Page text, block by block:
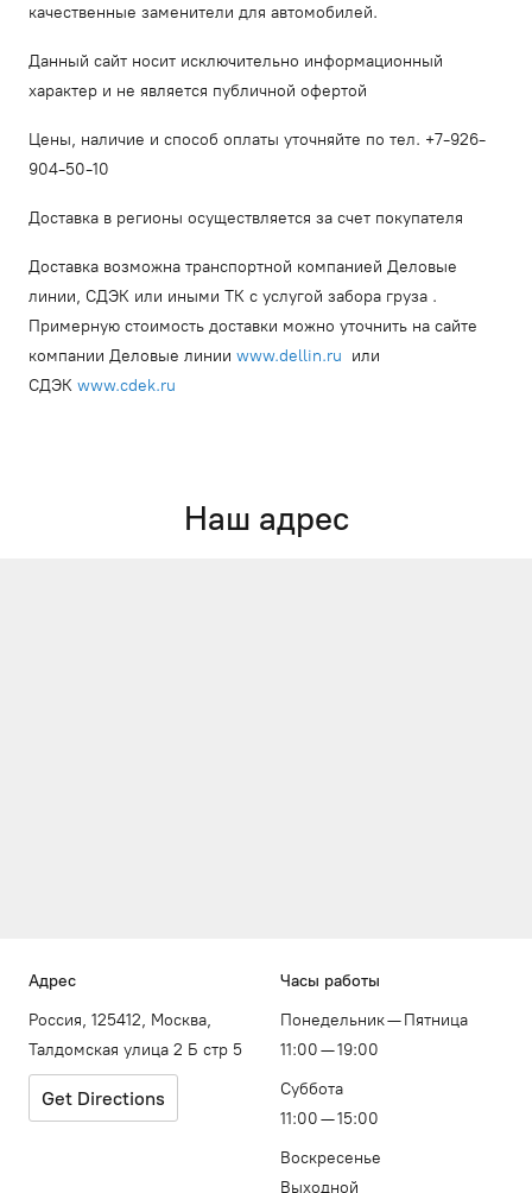
качественные заменители для автомобилей.
Данный сайт носит исключительно информационный
характер и не является публичной офертой
Цены, наличие и способ оплаты уточняйте по тел. +7-926-
904-50-10
Доставка в регионы осуществляется за счет покупателя
Доставка возможна транспортной компанией Деловые
линии, СДЭК или иными ТК с услугой забора груза .
Примерную стоимость доставки можно уточнить на сайте
компании Деловые линии www.dellin.ru или
СДЭК www.cdek.ru
Наш адрес
Адрес
Россия, 125412, Москва,
Талдомская улица 2 Б стр 5
Get Directions
Часы работы
Понедельник — Пятница
11:00 — 19:00
Суббота
11:00 — 15:00
Воскресенье
Выходной